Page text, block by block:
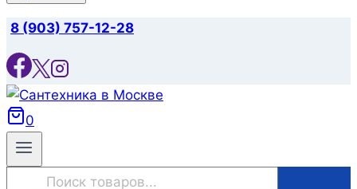
8 (903) 757-12-28
0